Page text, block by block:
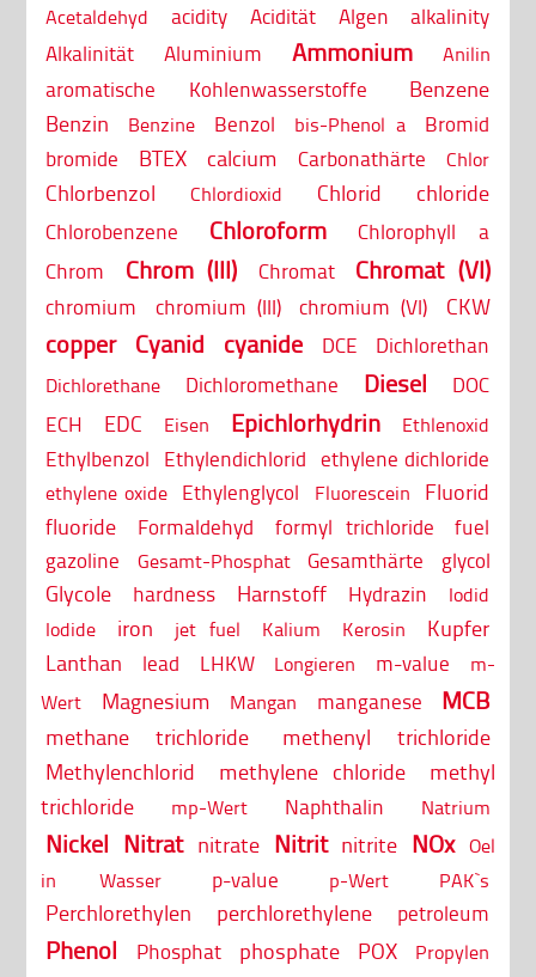
Acetaldehyd acidity Acidität Algen
alkalinity
Alkalinität
Aluminium Ammonium Anilin
aromatische Kohlenwasserstoffe
Benzene
Benzin
Benzine Benzol bis-Phenol a
Bromid
bromide
BTEX calcium Carbonathärte Chlor
Chlorbenzol Chlordioxid Chlorid chloride
Chlorobenzene Chloroform
Chlorophyll a
Chrom
Chrom (III) Chromat Chromat (VI)
chromium chromium (III) chromium (VI) CKW
copper Cyanid cyanide DCE Dichlorethan
Dichlorethane Dichloromethane Diesel
DOC
ECH
EDC Eisen Epichlorhydrin Ethlenoxid
Ethylbenzol Ethylendichlorid ethylene dichloride
ethylene oxide Ethylenglycol Fluorescein
Fluorid
fluoride
Formaldehyd formyl trichloride
fuel
gazoline
Gesamt-Phosphat Gesamthärte glycol
Glycole hardness Harnstoff Hydrazin
Iodid
Iodide
iron jet fuel Kalium Kerosin
Kupfer
Lanthan
lead LHKW Longieren m-value
m-
Wert
Magnesium Mangan manganese MCB
methane trichloride
methenyl trichloride
Methylenchlorid
methylene chloride
methyl
trichloride
mp-Wert Naphthalin Natrium
Nickel Nitrat nitrate Nitrit nitrite NOx Oel
in Wasser
p-value p-Wert PAK`s
Perchlorethylen perchlorethylene petroleum
Phenol Phosphat phosphate POX
Propylen